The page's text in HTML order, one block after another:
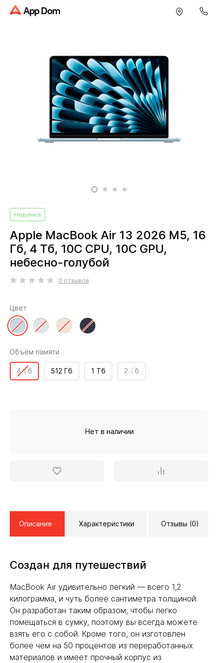
App Dom
Новинка
Apple MacBook Air 13 2026 M5, 16
Гб, 4 Тб, 10C CPU, 10C GPU,
небесно-голубой
0 отзывов
Цвет
Объём памяти
4 Тб 512 Гб 1 Тб 2 Тб
Нет в наличии
Описание Характеристики Отзывы (0)
Создан для путешествий
MacBook Air удивительно легкий — всего 1,2
килограмма, и чуть более сантиметра толщиной.
Он разработан таким образом, чтобы легко
помещаться в сумку, поэтому вы всегда можете
взять его с собой. Кроме того, он изготовлен
более чем на 50 процентов из переработанных
материалов и имеет прочный корпус из